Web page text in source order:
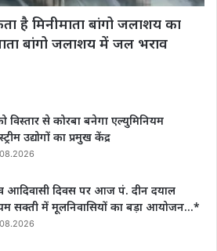
है मिनीमाता बांगो जलाशय का
बांगो जलाशय में जल भराव
विस्तार से कोरबा बनेगा एल्युमिनियम
उद्योगों का प्रमुख केंद्र
आदिवासी दिवस पर आज पं. दीन दयाल
सक्ती में मूलनिवासियों का बड़ा आयोजन…*